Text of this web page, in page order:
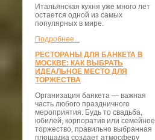
Итальянская кухня уже много лет
остается одной из самых
популярных в мире.
Подробнее...
РЕСТОРАНЫ ДЛЯ БАНКЕТА В
МОСКВЕ: КАК ВЫБРАТЬ
ИДЕАЛЬНОЕ МЕСТО ДЛЯ
ТОРЖЕСТВА
Организация банкета — важная
часть любого праздничного
мероприятия. Будь то свадьба,
юбилей, корпоратив или семейное
торжество, правильно выбранная
площадка создает атмосферу